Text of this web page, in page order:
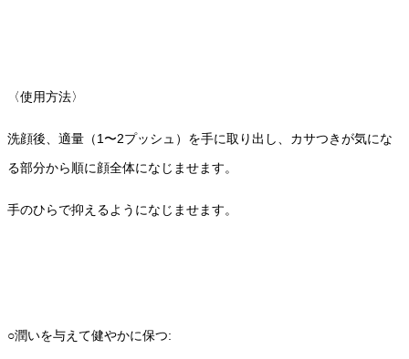
〈使用方法〉
洗顔後、適量（1〜2プッシュ）を手に取り出し、カサつきが気にな
る部分から順に顔全体になじませます。
手のひらで抑えるようになじませます。
○潤いを与えて健やかに保つ: